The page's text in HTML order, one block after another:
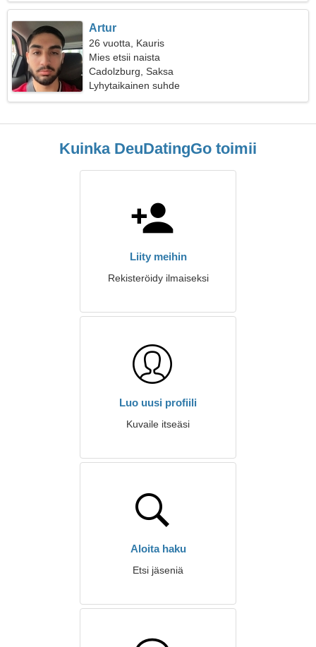
Artur
26 vuotta, Kauris
Mies etsii naista
Cadolzburg, Saksa
Lyhytaikainen suhde
Kuinka DeuDatingGo toimii
Liity meihin
Rekisteröidy ilmaiseksi
Luo uusi profiili
Kuvaile itseäsi
Aloita haku
Etsi jäseniä